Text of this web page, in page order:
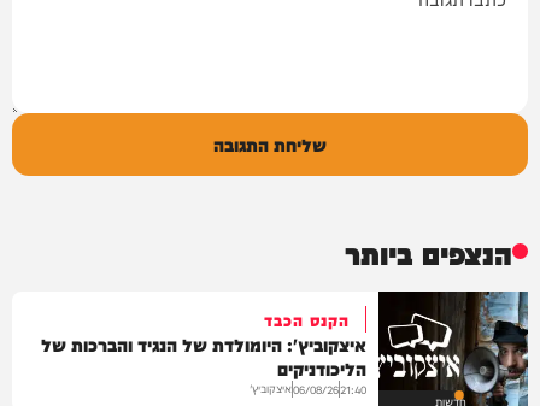
שליחת התגובה
הנצפים ביותר
חדשות
הקנס הכבד
איצקוביץ': היומולדת של הנגיד והברכות של
הליכודניקים
21:40
06/08/26איצקוביץ'